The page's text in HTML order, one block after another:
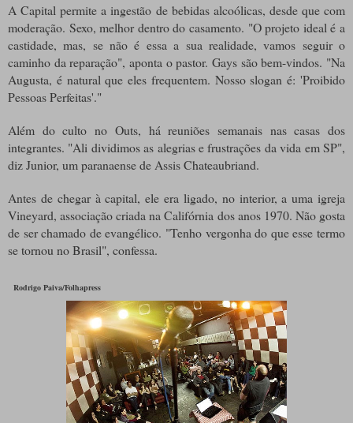
A Capital permite a ingestão de bebidas alcoólicas, desde que com
moderação. Sexo, melhor dentro do casamento. "O projeto ideal é a
castidade, mas, se não é essa a sua realidade, vamos seguir o
caminho da reparação", aponta o pastor. Gays são bem-vindos. "Na
Augusta, é natural que eles frequentem. Nosso slogan é: 'Proibido
Pessoas Perfeitas'."
Além do culto no Outs, há reuniões semanais nas casas dos
integrantes. "Ali dividimos as alegrias e frustrações da vida em SP",
diz Junior, um paranaense de Assis Chateaubriand.
Antes de chegar à capital, ele era ligado, no interior, a uma igreja
Vineyard, associação criada na Califórnia dos anos 1970. Não gosta
de ser chamado de evangélico. "Tenho vergonha do que esse termo
se tornou no Brasil", confessa.
Rodrigo Paiva/Folhapress